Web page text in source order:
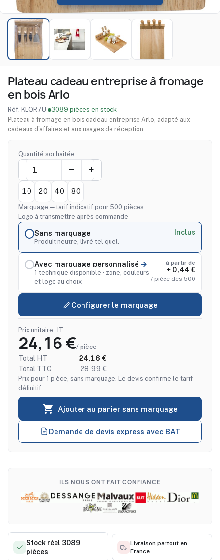
Plateau cadeau entreprise à fromage
en bois Arlo
Réf. KLQR7U· 3089 pièces en stock
Plateau à fromage en bois cadeau entreprise Arlo, adapté aux
cadeaux d'affaires et aux usages de réception.
Quantité souhaitée
10 20 40 80
Marquage — tarif indicatif pour 500 pièces
Logo à transmettre après commande
Sans marquage
Produit neutre, livré tel quel.
Inclus
Avec marquage personnalisé
1 technique disponible · zone, couleurs
et logo au choix
à partir de
+ 0,44 €
/ pièce dès 500
Configurer le marquage
Prix unitaire HT
24,16 €/ pièce
Total HT
24,16 €
Total TTC
28,99 €
Prix pour 1 pièce, sans marquage. Le devis confirme le tarif
définitif.
 Ajouter au panier sans marquage
Demande de devis express avec BAT
ILS NOUS ONT FAIT CONFIANCE
Stock réel 3089
pièces
Livraison partout en
France